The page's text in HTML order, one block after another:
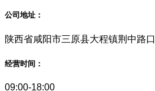
公司地址：
陕西省咸阳市三原县大程镇荆中路口
经营时间：
09:00-18:00